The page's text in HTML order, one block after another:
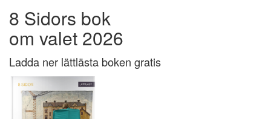
8 Sidors bok
om valet 2026
Ladda ner lättlästa boken gratis